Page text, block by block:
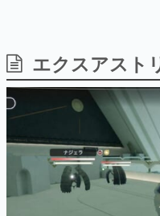
日本のコンテ
画です。
日本モバイ
日本のモバイ
ルを網羅する
解説を掲載。
若ゲのいた
『うつヌケ』『
一先生によるゲ
エクスアスト